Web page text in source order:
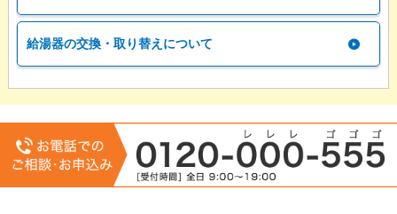
給湯器の交換・取り替えについて